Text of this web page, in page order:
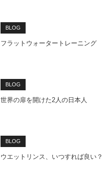
BLOG
フラットウォータートレーニング
BLOG
世界の扉を開けた2人の日本人
BLOG
ウエットリンス、いつすれば良い？